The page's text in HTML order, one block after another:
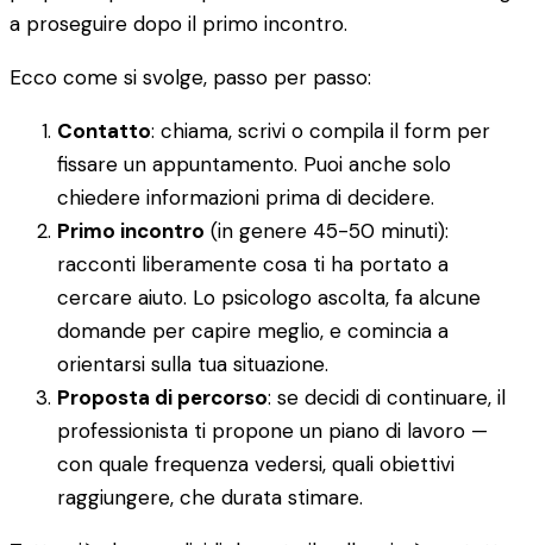
a proseguire dopo il primo incontro.
Ecco come si svolge, passo per passo:
Contatto: chiama, scrivi o compila il form per
fissare un appuntamento. Puoi anche solo
chiedere informazioni prima di decidere.
Primo incontro (in genere 45-50 minuti):
racconti liberamente cosa ti ha portato a
cercare aiuto. Lo psicologo ascolta, fa alcune
domande per capire meglio, e comincia a
orientarsi sulla tua situazione.
Proposta di percorso: se decidi di continuare, il
professionista ti propone un piano di lavoro —
con quale frequenza vedersi, quali obiettivi
raggiungere, che durata stimare.